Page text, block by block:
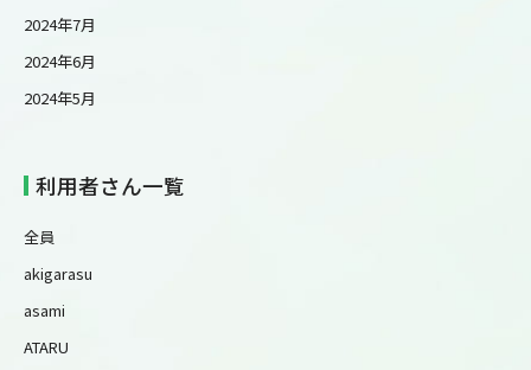
2024年7月
2024年6月
2024年5月
利用者さん一覧
全員
akigarasu
asami
ATARU